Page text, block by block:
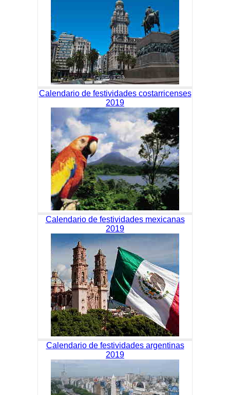
Calendario de festividades costarricenses
2019
Calendario de festividades mexicanas
2019
Calendario de festividades argentinas
2019